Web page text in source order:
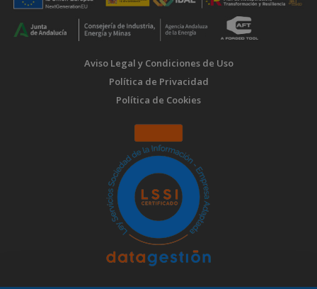
Aviso Legal y Condiciones de Uso
Política de Privacidad
Política de Cookies